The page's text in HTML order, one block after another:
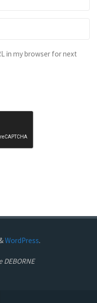
in my browser for next
WordPress.